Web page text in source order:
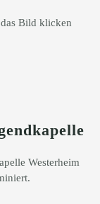
Bild klicken
Westerheim